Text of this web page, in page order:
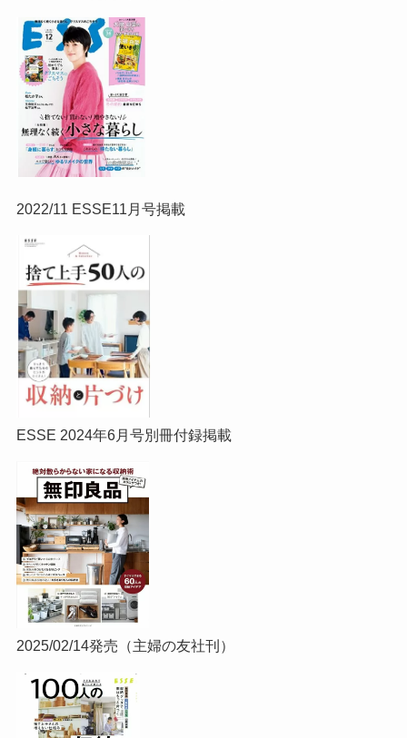
2022/11 ESSE11月号掲載
ESSE 2024年6月号別冊付録掲載
2025/02/14発売（主婦の友社刊）